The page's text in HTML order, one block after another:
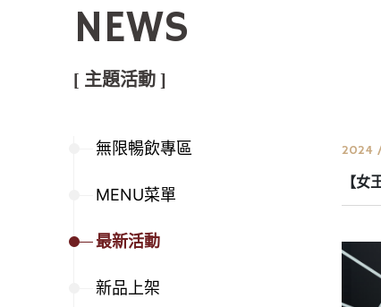
NEWS
[ 主題活動 ]
無限暢飲專區
MENU菜單
最新活動
新品上架
2024
【